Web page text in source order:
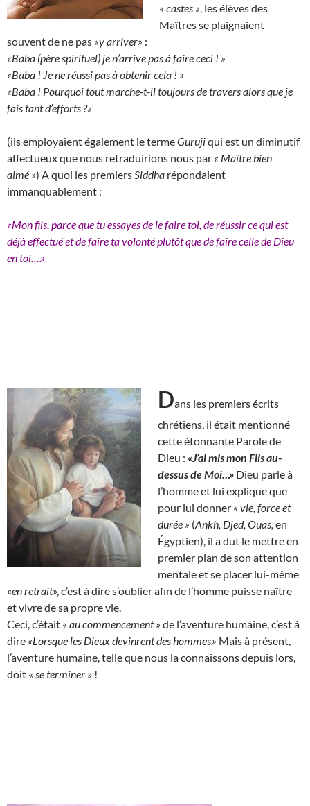
« castes » , les élèves des
Maîtres se plaignaient
souvent de ne pas «y arriver» :
«Baba (père spirituel) je n’arrive pas à faire ceci ! »
«Baba ! Je ne réussi pas à obtenir cela ! »
«Baba ! Pourquoi tout marche-t-il toujours de travers alors que je
fais tant d’efforts ?»
(ils employaient également le termeGurujiqui est un diminutif
affectueux que nous retraduirions nous par « Maître bien
aimé ») A quoi les premiers Siddha répondaient
immanquablement :
«Mon fils, parce que tu essayes de le faire toi, de réussir ce qui est
déjà effectué et de faire ta volonté plutôt que de faire celle de Dieu
en toi….»
Dans les premiers écrits
chrétiens, il était mentionné
cette étonnante Parole de
Dieu : «J’ai mis mon Fils au-
dessus de Moi…» Dieu parle à
l’homme et lui explique que
pour lui donner « vie, force et
durée » (Ankh, Djed, Ouas, en
Égyptien), il a dut le mettre en
premier plan de son attention
mentale et se placer lui-même
«en retrait», c’est à dire s’oublier afin de l’homme puisse naître
et vivre de sa propre vie.
Ceci, c’était « au commencement» de l’aventure humaine, c’est à
dire «Lorsque les Dieux devinrent des hommes.» Mais à présent,
l’aventure humaine, telle que nous la connaissons depuis lors,
doit « se terminer » !